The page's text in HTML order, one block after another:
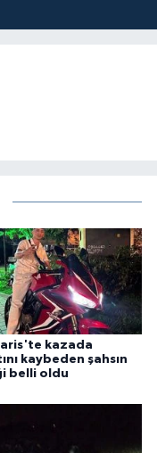
kazada
kaybeden şahsın
belli oldu